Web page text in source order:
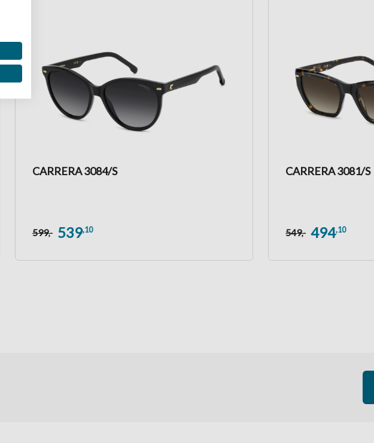
CARRERA 3084/S
599,- 539,10
CARRERA 3081/S
549,- 494,10